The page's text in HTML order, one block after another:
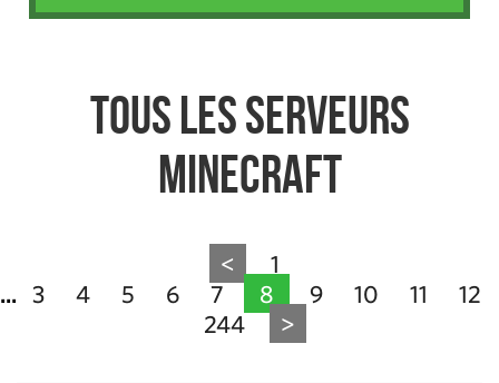
Tous les serveurs
Minecraft
< 1
... 3 4 5 6 7 8 9 10 11
12
244
>